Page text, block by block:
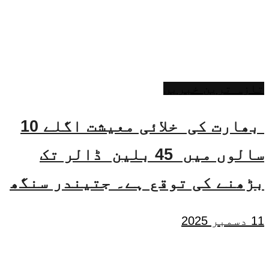
بھارت کی خلائی معیشت اگلے 10
سالوں میں 45 بلین ڈالر تک
بڑھنے کی توقع ہے۔ جتیندر سنگھ
11 دسمبر 2025